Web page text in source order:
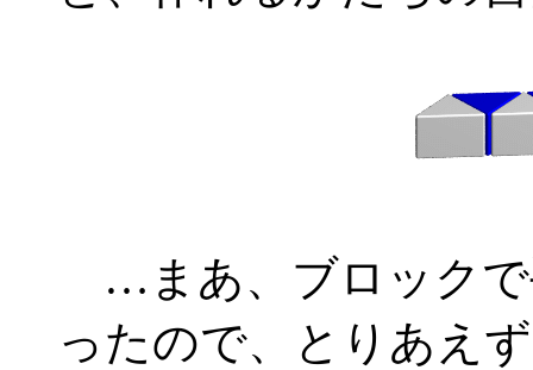
…まあ、ブロックで
ったので、とりあえ